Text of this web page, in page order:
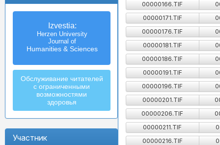
Izvestia:
Herzen University
Journal of
Humanities & Sciences
Обслуживание читателей
с ограниченными
возможностями
здоровья
Участник
00000166.TIF
00000171.TIF
00000176.TIF
00000181.TIF
00000186.TIF
00000191.TIF
00000196.TIF
00000201.TIF
00000206.TIF
00000211.TIF
00000216.TIF